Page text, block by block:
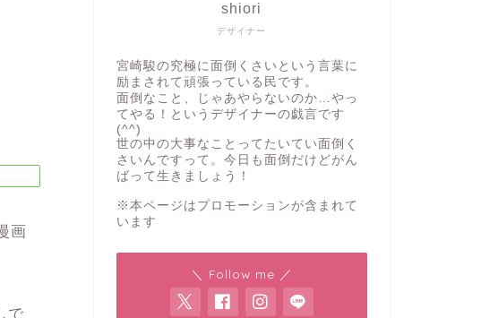
画
で
デザイナー
shiori
宮崎駿の究極に面倒くさいという言葉に
励まされて頑張っている民です。
面倒なこと、じゃあやらないのか…やっ
てやる！というデザイナーの戯言です
(^^)
世の中の大事なことってたいてい面倒く
さいんですって。今日も面倒だけどがん
ばって生きましょう！
※本ページはプロモーションが含まれて
います
＼ Follow me ／